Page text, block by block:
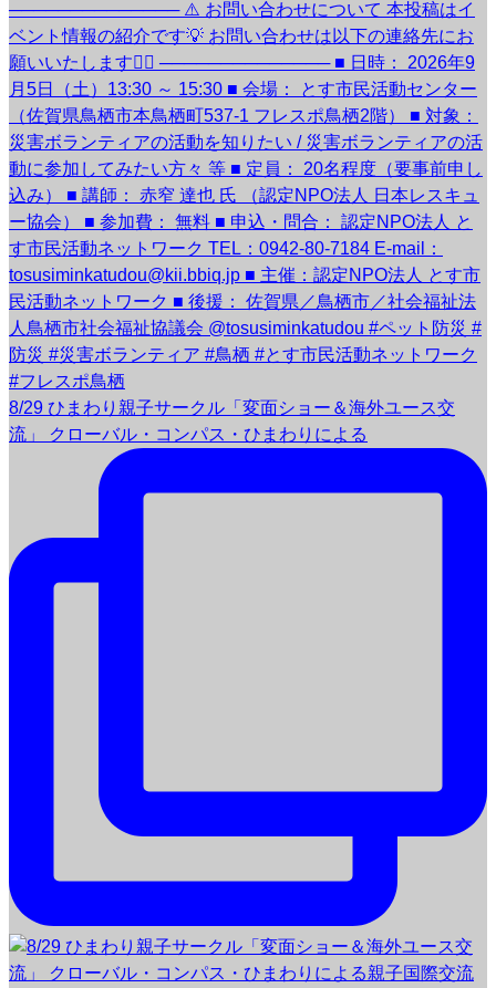
8/29 ひまわり親子サークル「変面ショー＆海外ユース交
流」 クローバル・コンパス・ひまわりによる